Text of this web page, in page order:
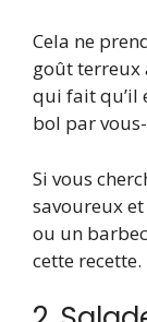
Cela ne
goût terreux
qui fait qu’il
bol par
Si vous
savoureux
ou un
cette recette.